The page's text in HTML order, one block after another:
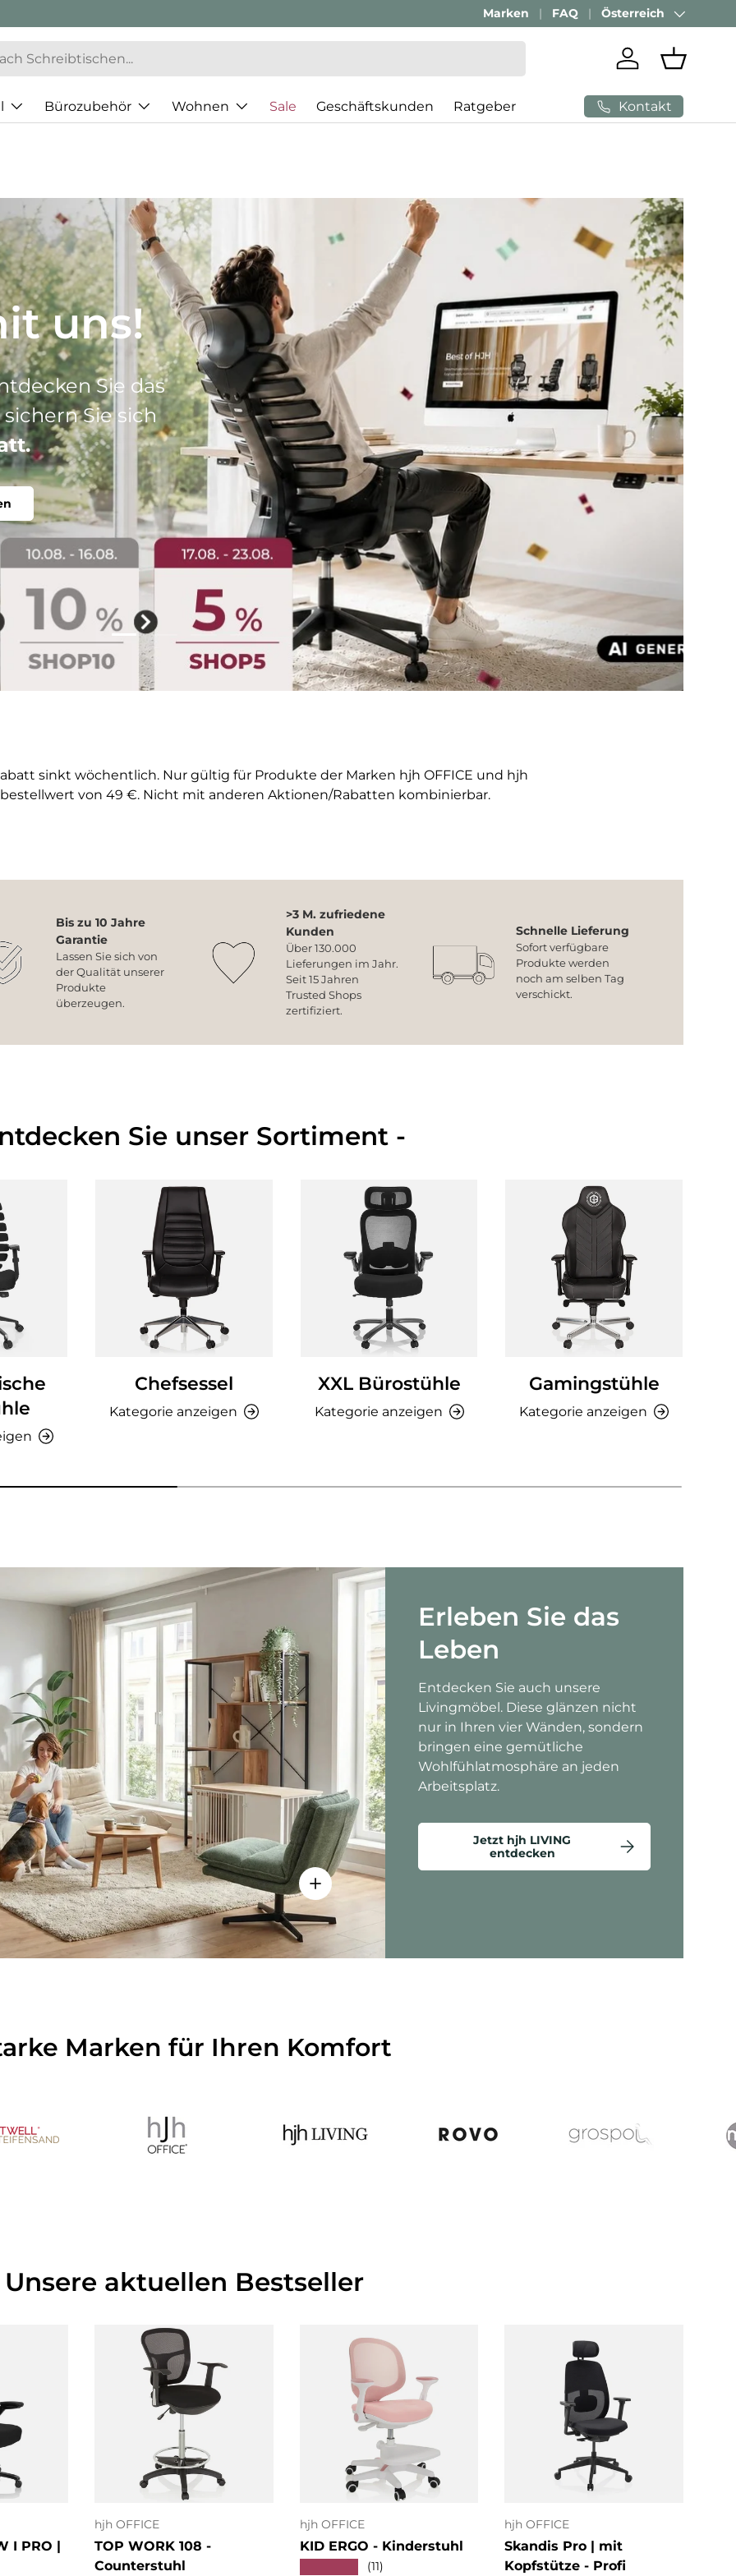
Marken FAQ Land/Region
Österreich
Einloggen
Bürozubehör Wohnen Sale Geschäftskunden Ratgeber Kontakt
Ihr perfekter
individuell.
Folie laden 1 von 4
Folie laden 2 von 4
Folie laden 3 von 4
Folie laden 4 von 4
sinkt wöchentlich. Nur gültig für Produkte der Marken hjh OFFICE und hjh
von 49 €. Nicht mit anderen Aktionen/Rabatten kombinierbar.
Bis zu 10 Jahre
Garantie
Lassen Sie sich von
der Qualität unserer
Produkte
überzeugen.
>3 M. zufriedene
Kunden
Über 130.000
Lieferungen im Jahr.
Seit 15 Jahren
Trusted Shops
zertifiziert.
Schnelle Lieferung
Sofort verfügbare
Produkte werden
noch am selben Tag
verschickt.
Sie unser Sortiment -
Chefsessel
Kategorie anzeigen
XXL Bürostühle
Kategorie anzeigen
Gamingstühle
Kategorie anzeigen
Einzelheiten anzeigen - Criss-Cross 20 - Loungesessel
- AMIO H - Büroschrank
anzeigen - Sitzolo 2 - Loungesessel
Erleben Sie das
Leben
Entdecken Sie auch unsere
Livingmöbel. Diese glänzen nicht
nur in Ihren vier Wänden, sondern
bringen eine gemütliche
Wohlfühlatmosphäre an jeden
Arbeitsplatz.
Jetzt hjh LIVING
entdecken
Marken für Ihren Komfort
Unsere aktuellen Bestseller
I PRO |
hjh OFFICE
TOP WORK 108 -
Counterstuhl
In den Warenkorb
hjh OFFICE
KID ERGO - Kinderstuhl
(11)
Optionen
auswählen
hjh OFFICE
Skandis Pro | mit
Kopfstütze - Profi
Optionen
auswählen